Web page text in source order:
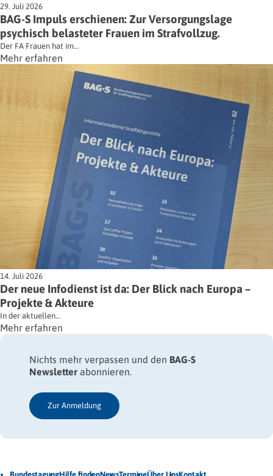
29. Juli 2026
BAG-S Impuls erschienen: Zur Versorgungslage
psychisch belasteter Frauen im Strafvollzug.
Der FA Frauen hat im…
Mehr erfahren
14. Juli 2026
Der neue Infodienst ist da: Der Blick nach Europa –
Projekte & Akteure
In der aktuellen…
Mehr erfahren
Nichts mehr verpassen und den BAG-S
Newsletter abonnieren.
Zur Anmeldung